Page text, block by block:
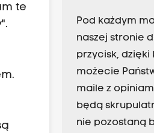
te
Pod każdym
naszej stronie
przycisk, dzięki
możecie
maile z
będą
nie pozostaną